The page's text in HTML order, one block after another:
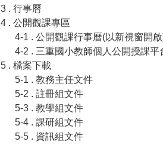
3 . 行事曆
4 . 公開觀課專區
4-1 . 公開觀課行事曆(以新視窗開
4-2 . 三重國小教師個人公開授課平
5 . 檔案下載
5-1 . 教務主任文件
5-2 . 註冊組文件
5-3 . 教學組文件
5-4 . 課研組文件
5-5 . 資訊組文件